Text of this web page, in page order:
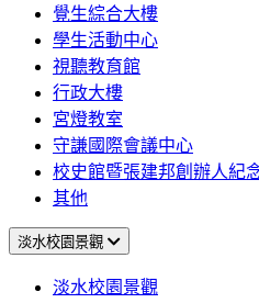
覺生綜合大樓
學生活動中心
視聽教育館
行政大樓
宮燈教室
守謙國際會議中心
校史館暨張建邦創辦人紀
其他
淡水校園景觀
淡水校園景觀